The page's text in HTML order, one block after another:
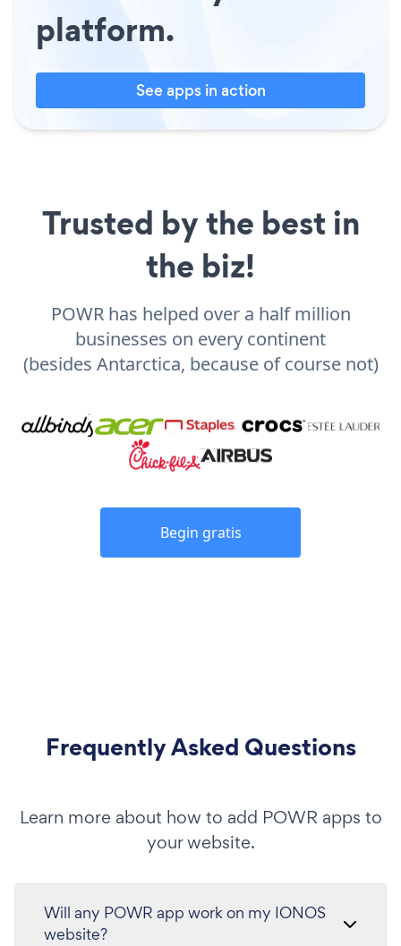
platform.
See apps in action
Trusted by the best in
the biz!
POWR has helped over a half million
businesses on every continent
(besides Antarctica, because of course not)
Begin gratis
Frequently Asked Questions
Learn more about how to add POWR apps to
your website.
Will any POWR app work on my IONOS
website?